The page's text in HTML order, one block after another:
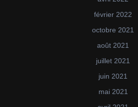
février 2022
octobre 2021
août 2021
juillet 2021
juin 2021
mai 2021